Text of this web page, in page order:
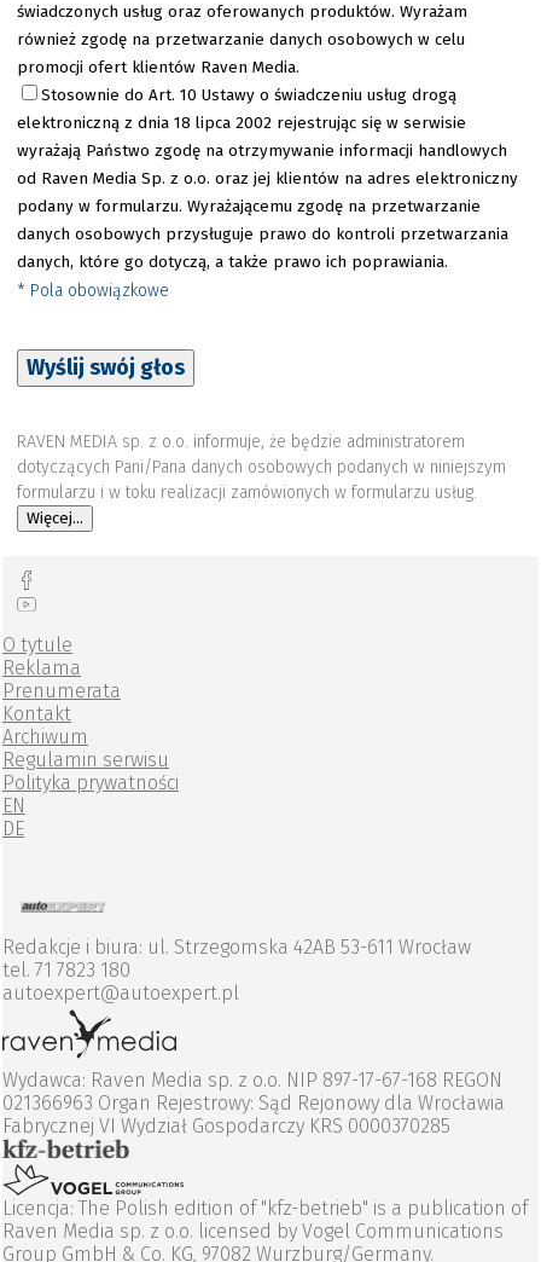
świadczonych usług oraz oferowanych produktów. Wyrażam
również zgodę na przetwarzanie danych osobowych w celu
promocji ofert klientów Raven Media.
Stosownie do Art. 10 Ustawy o świadczeniu usług drogą
elektroniczną z dnia 18 lipca 2002 rejestrując się w serwisie
wyrażają Państwo zgodę na otrzymywanie informacji handlowych
od Raven Media Sp. z o.o. oraz jej klientów na adres elektroniczny
podany w formularzu. Wyrażającemu zgodę na przetwarzanie
danych osobowych przysługuje prawo do kontroli przetwarzania
danych, które go dotyczą, a także prawo ich poprawiania.
* Pola obowiązkowe
Wyślij swój głos
RAVEN MEDIA sp. z o.o. informuje, że będzie administratorem
dotyczących Pani/Pana danych osobowych podanych w niniejszym
formularzu i w toku realizacji zamówionych w formularzu usług.
Więcej...
O tytule
Reklama
Prenumerata
Kontakt
Archiwum
Regulamin serwisu
Polityka prywatności
EN
DE
Redakcje i biura: ul. Strzegomska 42AB 53-611 Wrocław
tel. 71 7823 180
autoexpert@autoexpert.pl
Wydawca: Raven Media sp. z o.o. NIP 897-17-67-168 REGON
021366963 Organ Rejestrowy: Sąd Rejonowy dla Wrocławia
Fabrycznej VI Wydział Gospodarczy KRS 0000370285
Licencja: The Polish edition of "kfz-betrieb" is a publication of
Raven Media sp. z o.o. licensed by Vogel Communications
Group GmbH & Co. KG, 97082 Wurzburg/Germany.